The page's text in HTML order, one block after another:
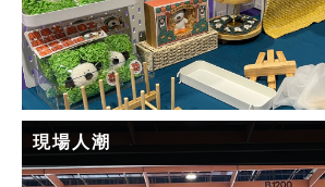
現場人潮